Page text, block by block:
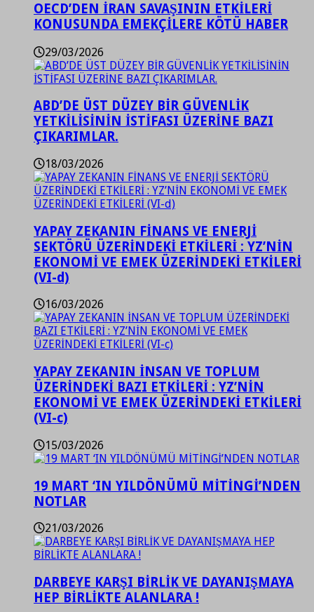
OECD’DEN İRAN SAVAŞININ ETKİLERİ
KONUSUNDA EMEKÇİLERE KÖTÜ HABER
29/03/2026
ABD’DE ÜST DÜZEY BİR GÜVENLİK
YETKİLİSİNİN İSTİFASI ÜZERİNE BAZI
ÇIKARIMLAR.
18/03/2026
YAPAY ZEKANIN FİNANS VE ENERJİ
SEKTÖRÜ ÜZERİNDEKİ ETKİLERİ : YZ’NİN
EKONOMİ VE EMEK ÜZERİNDEKİ ETKİLERİ
(VI-d)
16/03/2026
YAPAY ZEKANIN İNSAN VE TOPLUM
ÜZERİNDEKİ BAZI ETKİLERİ : YZ’NİN
EKONOMİ VE EMEK ÜZERİNDEKİ ETKİLERİ
(VI-c)
15/03/2026
19 MART ‘IN YILDÖNÜMÜ MİTİNGİ’NDEN
NOTLAR
21/03/2026
DARBEYE KARŞI BİRLİK VE DAYANIŞMAYA
HEP BİRLİKTE ALANLARA !